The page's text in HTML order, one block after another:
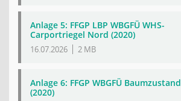
Anlage 5: FFGP LBP WBGFÜ WHS-
Carportriegel Nord (2020)
16.07.2026 2 MB
Anlage 6: FFGP WBGFÜ Baumzustand
(2020)